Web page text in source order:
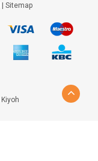
| Sitemap
Kiyoh